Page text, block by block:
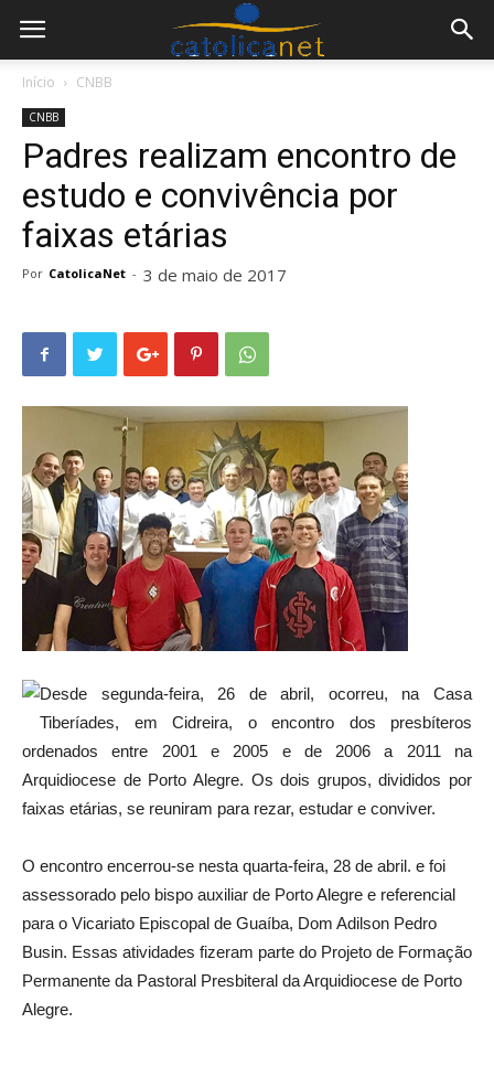
Início CNBB
CNBB
Padres realizam encontro de
estudo e convivência por
faixas etárias
Por CatolicaNet - 3 de maio de 2017
Desde segunda-feira, 26 de abril, ocorreu, na Casa
Tiberíades, em Cidreira, o encontro dos presbíteros
ordenados entre 2001 e 2005 e de 2006 a 2011 na
Arquidiocese de Porto Alegre. Os dois grupos, divididos por
faixas etárias, se reuniram para rezar, estudar e conviver.
O encontro encerrou-se nesta quarta-feira, 28 de abril. e foi
assessorado pelo bispo auxiliar de Porto Alegre e referencial
para o Vicariato Episcopal de Guaíba, Dom Adilson Pedro
Busin. Essas atividades fizeram parte do Projeto de Formação
Permanente da Pastoral Presbiteral da Arquidiocese de Porto
Alegre.